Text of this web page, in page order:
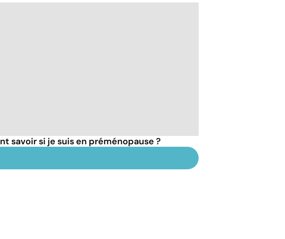
savoir si je suis en préménopause ?